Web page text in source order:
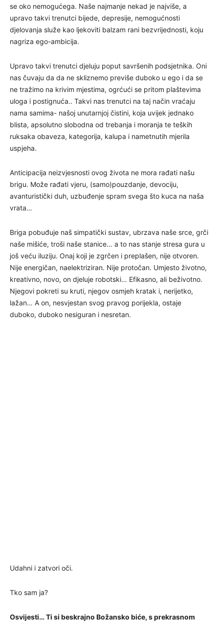
se oko nemogućega. Naše najmanje nekad je najviše, a
upravo takvi trenutci bijede, depresije, nemogućnosti
djelovanja služe kao ljekoviti balzam rani bezvrijednosti, koju
nagriza ego-ambicija.
Upravo takvi trenutci djeluju poput savršenih podsjetnika. Oni
nas čuvaju da da ne skliznemo previše duboko u ego i da se
ne tražimo na krivim mjestima, ogrćući se pritom plaštevima
uloga i postignuća.. Takvi nas trenutci na taj način vraćaju
nama samima- našoj unutarnjoj čistini, koja uvijek jednako
blista, apsolutno slobodna od trebanja i moranja te teških
ruksaka obaveza, kategorija, kalupa i nametnutih mjerila
uspjeha.
Anticipacija neizvjesnosti ovog života ne mora rađati našu
brigu. Može rađati vjeru, (samo)pouzdanje, devociju,
avanturistički duh, uzbuđenje spram svega što kuca na naša
vrata…
Briga pobuđuje naš simpatički sustav, ubrzava naše srce, grči
naše mišiće, troši naše stanice… a to nas stanje stresa gura u
još veću iluziju. Onaj koji je zgrčen i preplašen, nije otvoren.
Nije energičan, naelektriziran. Nije protočan. Umjesto životno,
kreativno, novo, on djeluje robotski… Efikasno, ali beživotno.
Njegovi pokreti su kruti, njegov osmjeh kratak i, nerijetko,
lažan… A on, nesvjestan svog pravog porijekla, ostaje
duboko, duboko nesiguran i nesretan.
Udahni i zatvori oči.
Tko sam ja?
Osvijesti… Ti si beskrajno Božansko biće, s prekrasnom